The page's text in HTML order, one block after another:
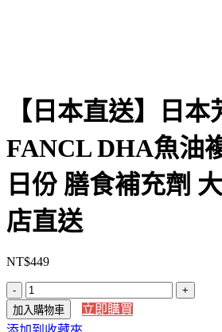
【日本直送】日本
FANCL DHA魚油
日份 膳食補充劑
店直送
NT$449
【日
本
加入購物車
立即購買